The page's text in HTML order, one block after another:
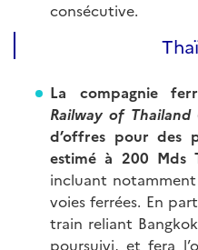
consécutive.
La compagnie
Railway of Thailand
d’offres pour des
estimé à 200 Mds
incluant
voies ferrées. En
train reliant
poursuivi, et fera